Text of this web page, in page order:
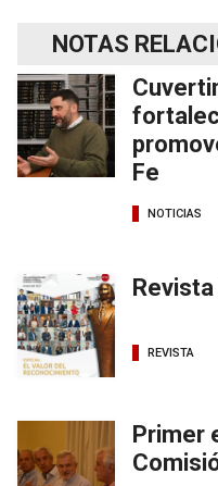
NOTAS
Fe
NOTICIAS
REVISTA
Primer